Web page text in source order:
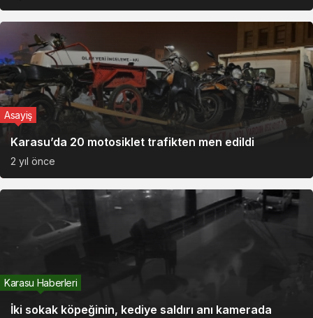
Karasu’da 20 motosiklet trafikten men edildi
Asayiş
2 yıl önce
İki sokak köpeğinin, kediye saldırı anı kamerada
Karasu Haberleri